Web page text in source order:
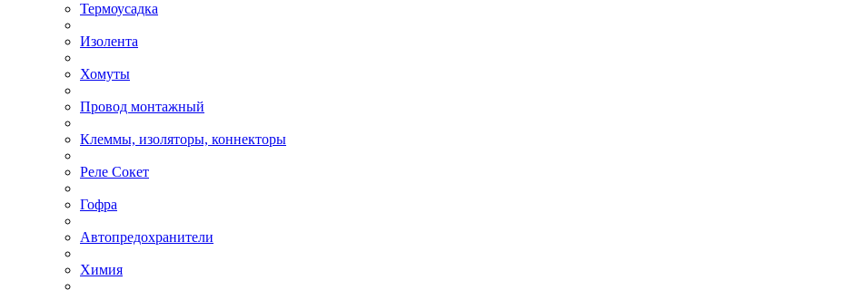
Термоусадка
Изолента
Хомуты
Провод монтажный
Клеммы, изоляторы, коннекторы
Реле Сокет
Гофра
Автопредохранители
Химия